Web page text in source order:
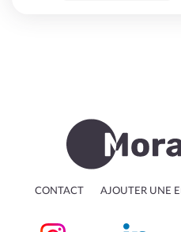
CONTACT AJOUTER UNE